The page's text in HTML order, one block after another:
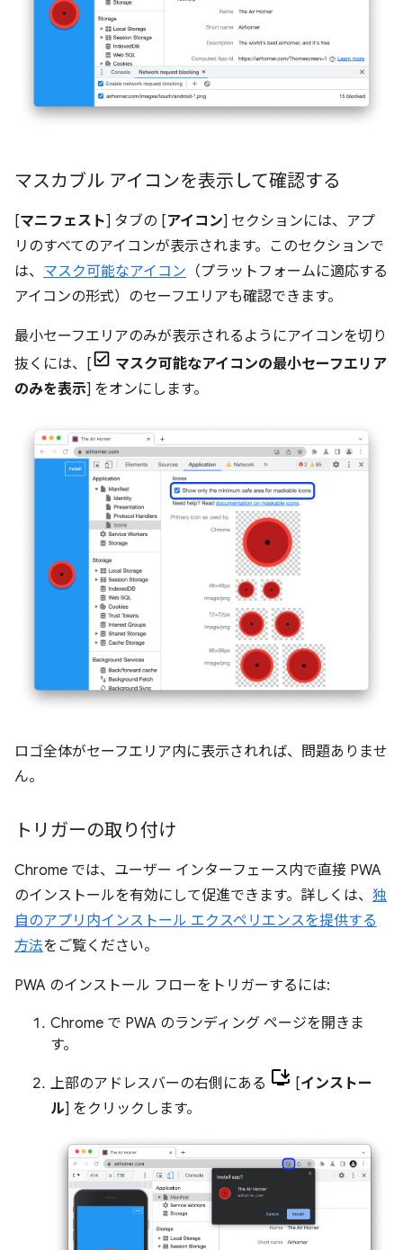
マスカブル アイコンを表示して確認する
[マニフェスト] タブの [アイコン] セクションには、アプ
リのすべてのアイコンが表示されます。このセクションで
は、 マスク可能なアイコン （プラットフォームに適応する
アイコンの形式）のセーフエリアも確認できます。
最小セーフエリアのみが表示されるようにアイコンを切り
抜くには、[
マスク可能なアイコンの最小セーフエリア
のみを表示] をオンにします。
ロゴ全体がセーフエリア内に表示されれば、問題ありませ
ん。
トリガーの取り付け
Chrome では、ユーザー インターフェース内で直接 PWA
のインストールを有効にして促進できます。詳しくは、 独
自のアプリ内インストール エクスペリエンスを提供する
方法をご覧ください。
PWA のインストール フローをトリガーするには:
Chrome で PWA のランディング ページを開きま
す。
上部のアドレスバーの右側にある [インストー
ル] をクリックします。